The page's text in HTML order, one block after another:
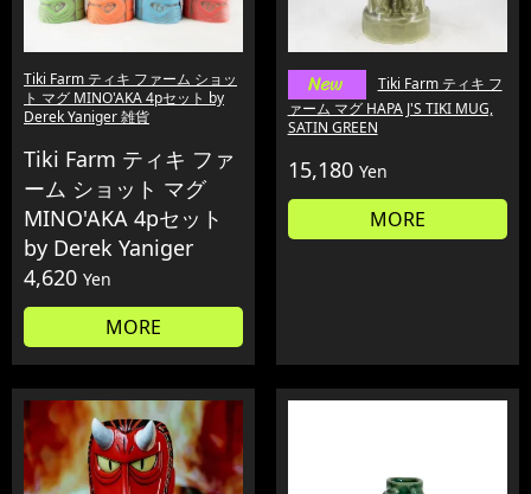
Tiki Farm ティキ ファーム ショッ
ト マグ MINO'AKA 4pセット by
Derek Yaniger 雑貨
Tiki Farm ティキ ファ
ーム ショット マグ
MINO'AKA 4pセット
by Derek Yaniger
4,620 Yen
MORE
Tiki Farm ティキ フ
ァーム マグ HAPA J'S TIKI MUG,
SATIN GREEN
15,180 Yen
MORE